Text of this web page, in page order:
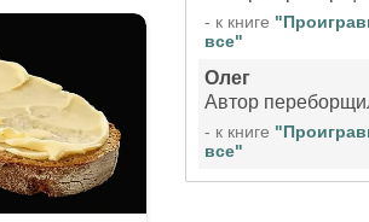
- к книге
все"
Олег
- к книге
все"